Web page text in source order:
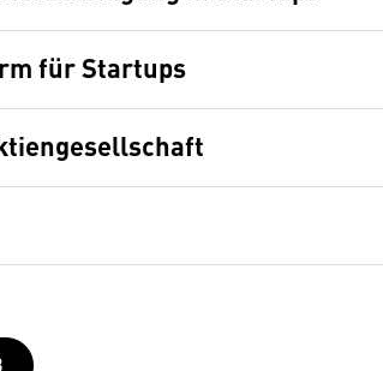
für Startups